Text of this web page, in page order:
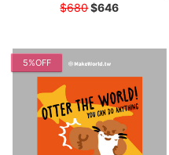
$680$646
5%OFF